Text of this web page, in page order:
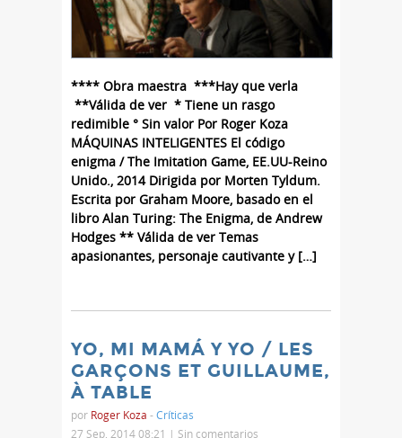
**** Obra maestra ***Hay que verla
**Válida de ver * Tiene un rasgo
redimible ° Sin valor Por Roger Koza
MÁQUINAS INTELIGENTES El código
enigma / The Imitation Game, EE.UU-Reino
Unido., 2014 Dirigida por Morten Tyldum.
Escrita por Graham Moore, basado en el
libro Alan Turing: The Enigma, de Andrew
Hodges ** Válida de ver Temas
apasionantes, personaje cautivante y […]
YO, MI MAMÁ Y YO / LES
GARÇONS ET GUILLAUME,
À TABLE
por Roger Koza -Críticas
27 Sep, 2014 08:21 | Sin comentarios